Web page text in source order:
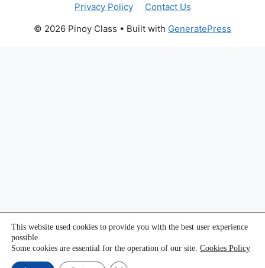
Privacy Policy
Contact Us
© 2026 Pinoy Class • Built with GeneratePress
This website used cookies to provide you with the best user experience
possible.
Some cookies are essential for the operation of our site. Cookies Policy